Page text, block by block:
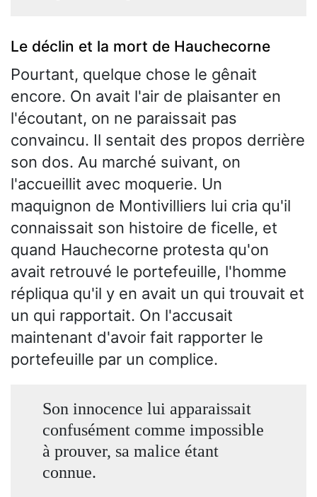
Le déclin et la mort de Hauchecorne
Pourtant, quelque chose le gênait
encore. On avait l'air de plaisanter en
l'écoutant, on ne paraissait pas
convaincu. Il sentait des propos derrière
son dos. Au marché suivant, on
l'accueillit avec moquerie. Un
maquignon de Montivilliers lui cria qu'il
connaissait son histoire de ficelle, et
quand Hauchecorne protesta qu'on
avait retrouvé le portefeuille, l'homme
répliqua qu'il y en avait un qui trouvait et
un qui rapportait. On l'accusait
maintenant d'avoir fait rapporter le
portefeuille par un complice.
Son innocence lui apparaissait
confusément comme impossible
à prouver, sa malice étant
connue.